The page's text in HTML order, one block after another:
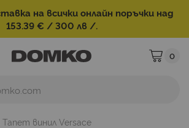
на всички онлайн поръчки над
153.39 € / 300 лв /.
Моята
0
Тапет винил Versace